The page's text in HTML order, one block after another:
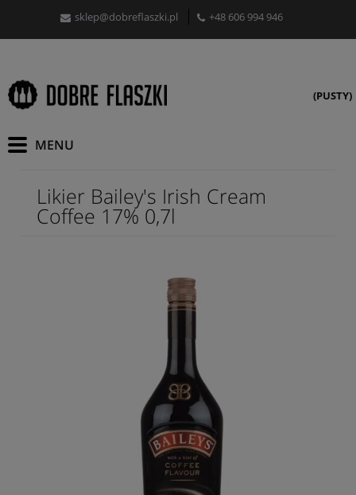
sklep@dobreflaszki.pl +48 606 994 946
(PUSTY)
Likier Bailey's Irish Cream
Coffee 17% 0,7l